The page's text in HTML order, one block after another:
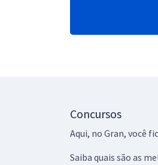
Concursos
Aqui, no Gran, você
Saiba quais são as